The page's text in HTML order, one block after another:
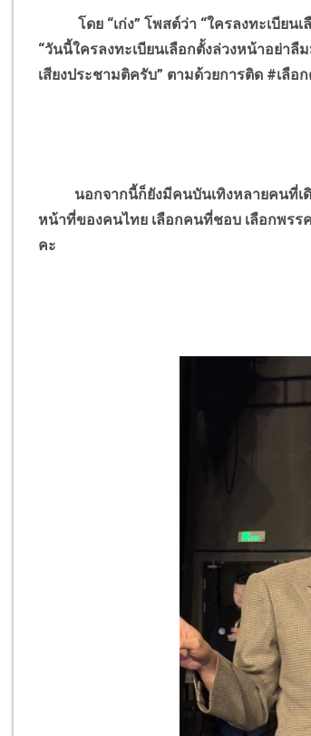
โดย “เก่ง” โพสต์ว่า “ใครลงทะเบียนเ
“วันนี้ใครลงทะเบียนเลือกตั้งล่วงหน้าอย่าลื
เสียงประชามติครับ” ตามด้วยการติด #เลือ
นอกจากนี้ก็ยังมีคนบันเทิงหลายคนที่เดิน
หน้าที่ของคนไทย เลือกคนที่ชอบ เลือกพรร
คะ